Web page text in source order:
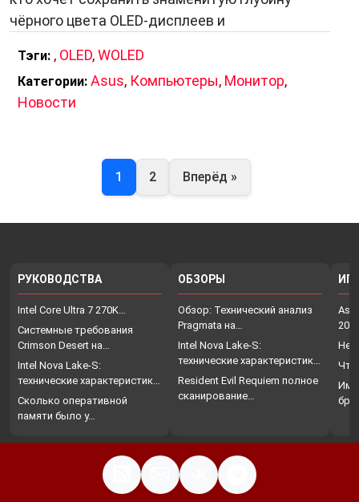
чёрного цвета OLED-дисплеев и
Тэги: , OLED,WOLED
Категории: Asus, Компьютеры, Монитор,
Новости
1 2 Вперёд »
РУКОВОДСТВА
Intel Core Ultra 7 270K…
Системные требования
Crimson Desert на…
Intel Nova Lake-S:
технические характеристики,
…
Сколько оперативной
памяти было у…
ОБЗОРЫ
Обзор: Технический анализ
Pragmata на…
Intel Nova Lake-S:
технические характеристики,
…
Resident Evil Requiem полное
сканирование…
Что